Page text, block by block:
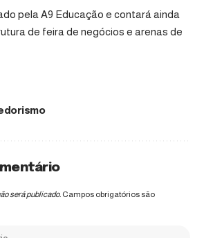
pela A9 Educação e contará ainda
de feira de negócios e arenas de
será publicado. Campos obrigatórios são